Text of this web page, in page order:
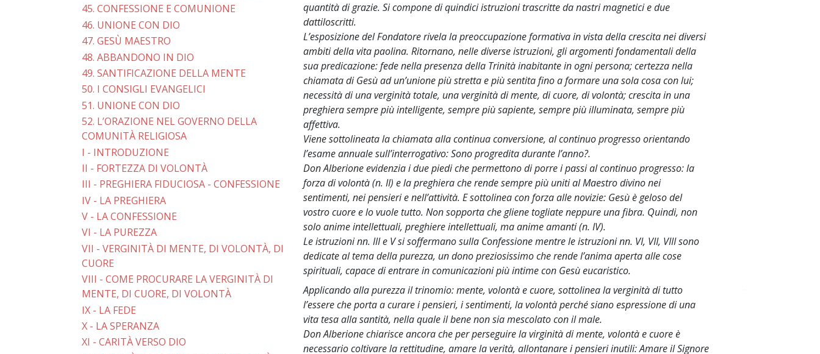
45. CONFESSIONE E COMUNIONE
46. UNIONE CON DIO
47. GESÙ MAESTRO
48. ABBANDONO IN DIO
49. SANTIFICAZIONE DELLA MENTE
50. I CONSIGLI EVANGELICI
51. UNIONE CON DIO
52. L’ORAZIONE NEL GOVERNO DELLA
COMUNITÀ RELIGIOSA
I - INTRODUZIONE
II - FORTEZZA DI VOLONTÀ
III - PREGHIERA FIDUCIOSA - CONFESSIONE
IV - LA PREGHIERA
V - LA CONFESSIONE
VI - LA PUREZZA
VII - VERGINITÀ DI MENTE, DI VOLONTÀ, DI
CUORE
VIII - COME PROCURARE LA VERGINITÀ DI
MENTE, DI CUORE, DI VOLONTÀ
IX - LA FEDE
X - LA SPERANZA
XI - CARITÀ VERSO DIO
quantità di grazie. Si compone di quindici istruzioni trascritte da nastri magnetici e due
dattiloscritti.
L’esposizione del Fondatore rivela la preoccupazione formativa in vista della crescita nei diversi
ambiti della vita paolina. Ritornano, nelle diverse istruzioni, gli argomenti fondamentali della
sua predicazione: fede nella presenza della Trinità inabitante in ogni persona; certezza nella
chiamata di Gesù ad un’unione più stretta e più sentita fino a formare una sola cosa con lui;
necessità di una verginità totale, una verginità di mente, di cuore, di volontà; crescita in una
preghiera sempre più intelligente, sempre più sapiente, sempre più illuminata, sempre più
affettiva.
Viene sottolineata la chiamata alla continua conversione, al continuo progresso orientando
l’esame annuale sull’interrogativo: Sono progredita durante l’anno?.
Don Alberione evidenzia i due piedi che permettono di porre i passi al continuo progresso: la
forza di volontà (n. II) e la preghiera che rende sempre più uniti al Maestro divino nei
sentimenti, nei pensieri e nell’attività. E sottolinea con forza alle novizie: Gesù è geloso del
vostro cuore e lo vuole tutto. Non sopporta che gliene togliate neppure una fibra. Quindi, non
solo anime intellettuali, preghiere intellettuali, ma anime amanti (n. IV).
Le istruzioni nn. III e V si soffermano sulla Confessione mentre le istruzioni nn. VI, VII, VIII sono
dedicate al tema della purezza, un dono preziosissimo che rende l’anima aperta alle cose
spirituali, capace di entrare in comunicazioni più intime con Gesù eucaristico.
Applicando alla purezza il trinomio: mente, volontà e cuore, sottolinea la verginità di tutto
l’essere che porta a curare i pensieri, i sentimenti, la volontà perché siano espressione di una
vita tesa alla santità, nella quale il bene non sia mescolato con il male.
Don Alberione chiarisce ancora che per perseguire la virginità di mente, volontà e cuore è
necessario coltivare la rettitudine, amare la verità, allontanare i pensieri inutili: Amare il Signore